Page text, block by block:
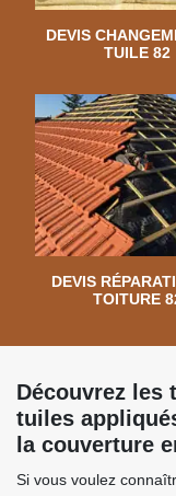
DEVIS
TUILE 82
DEVIS
TOITURE
Découvrez les
tuiles
la couverture
Si vous voulez